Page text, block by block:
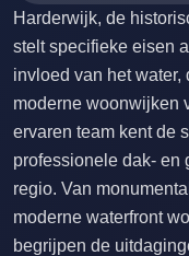
Harderwijk, de
stelt specifieke eisen
invloed van het
moderne woonwijken
ervaren team kent de
professionele dak- en
regio. Van
moderne waterfront
begrijpen de